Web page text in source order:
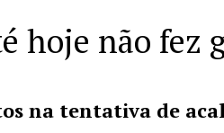
hoje não fez
na tentativa de